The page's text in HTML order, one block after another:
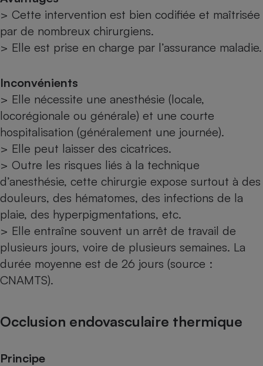
> Cette intervention est bien codifiée et maîtrisée
par de nombreux chirurgiens.
> Elle est prise en charge par l’assurance maladie.
Inconvénients
> Elle nécessite une anesthésie (locale,
locorégionale ou générale) et une courte
hospitalisation (généralement une journée).
> Elle peut laisser des cicatrices.
> Outre les risques liés à la technique
d’anesthésie, cette chirurgie expose surtout à des
douleurs, des hématomes, des infections de la
plaie, des hyperpigmentations, etc.
> Elle entraîne souvent un arrêt de travail de
plusieurs jours, voire de plusieurs semaines. La
durée moyenne est de 26 jours (source :
CNAMTS).
Occlusion endovasculaire thermique
Principe